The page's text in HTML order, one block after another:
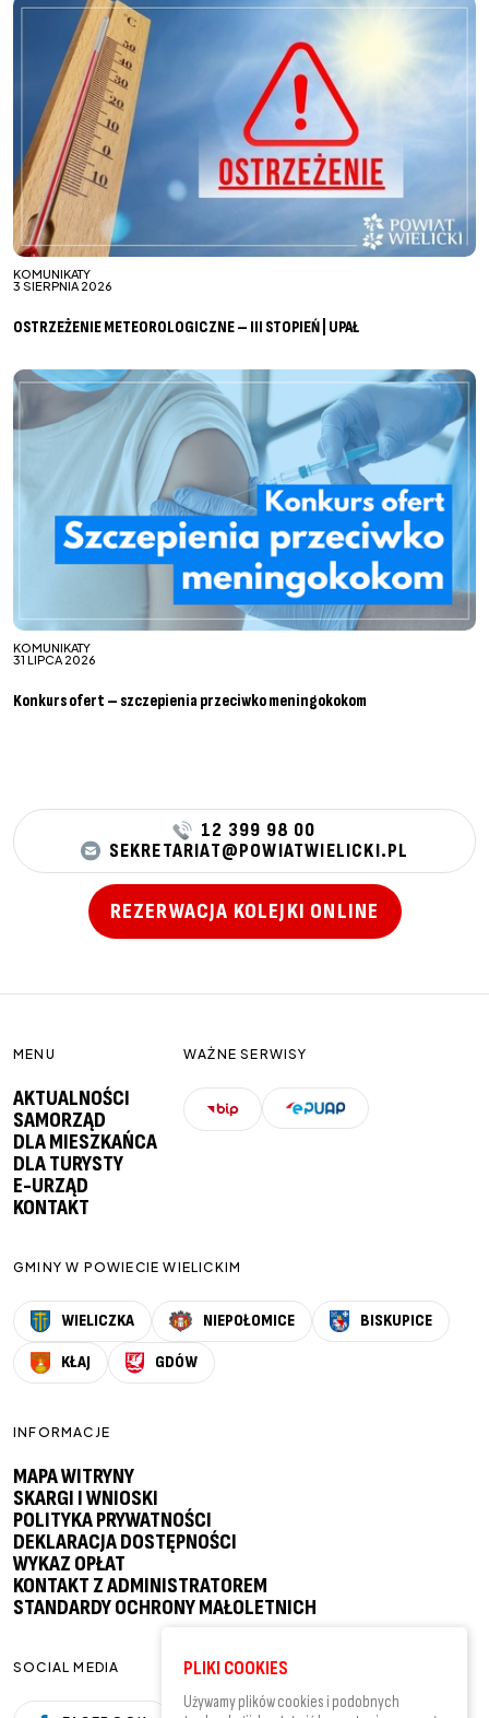
KOMUNIKATY
3 SIERPNIA 2026
OSTRZEŻENIE METEOROLOGICZNE – III STOPIEŃ | UPAŁ
KOMUNIKATY
31 LIPCA 2026
Konkurs ofert – szczepienia przeciwko meningokokom
12 399 98 00
SEKRETARIAT@POWIATWIELICKI.PL
REZERWACJA KOLEJKI ONLINE
MENU
AKTUALNOŚCI
SAMORZĄD
DLA MIESZKAŃCA
DLA TURYSTY
E-URZĄD
KONTAKT
WAŻNE SERWISY
GMINY W POWIECIE WIELICKIM
WIELICZKA NIEPOŁOMICE
BISKUPICE
KŁAJ
GDÓW
INFORMACJE
MAPA WITRYNY
SKARGI I WNIOSKI
POLITYKA PRYWATNOŚCI
DEKLARACJA DOSTĘPNOŚCI
WYKAZ OPŁAT
KONTAKT Z ADMINISTRATOREM
STANDARDY OCHRONY MAŁOLETNICH
SOCIAL MEDIA PLIKI COOKIES
Używamy plików cookies i podobnych